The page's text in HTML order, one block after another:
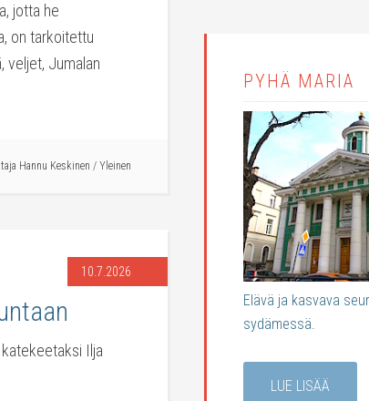
jotta he
on tarkoitettu
veljet, Jumalan
Hannu Keskinen / Yleinen
10.7.2026
katekeetaksi Ilja
PYHÄ MARIA
Elävä ja kasvava
sydämessä.
LUE LISÄÄ